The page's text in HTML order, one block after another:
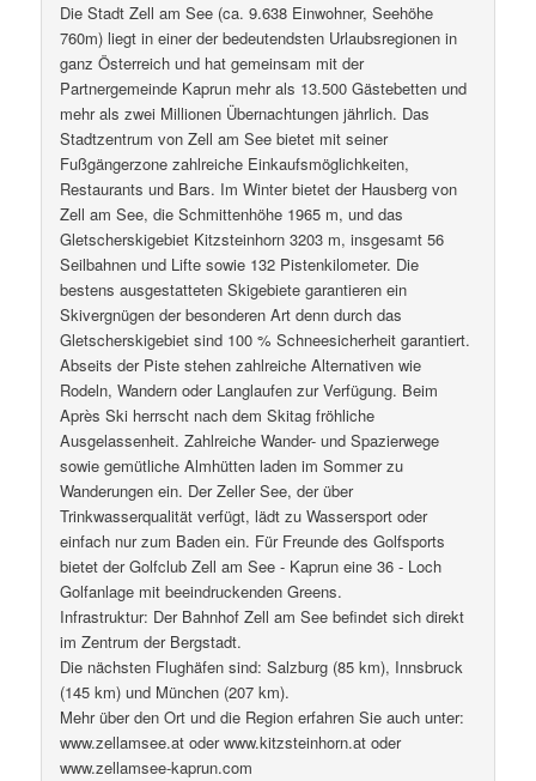
Die Stadt Zell am See (ca. 9.638 Einwohner, Seehöhe
760m) liegt in einer der bedeutendsten Urlaubsregionen in
ganz Österreich und hat gemeinsam mit der
Partnergemeinde Kaprun mehr als 13.500 Gästebetten und
mehr als zwei Millionen Übernachtungen jährlich. Das
Stadtzentrum von Zell am See bietet mit seiner
Fußgängerzone zahlreiche Einkaufsmöglichkeiten,
Restaurants und Bars. Im Winter bietet der Hausberg von
Zell am See, die Schmittenhöhe 1965 m, und das
Gletscherskigebiet Kitzsteinhorn 3203 m, insgesamt 56
Seilbahnen und Lifte sowie 132 Pistenkilometer. Die
bestens ausgestatteten Skigebiete garantieren ein
Skivergnügen der besonderen Art denn durch das
Gletscherskigebiet sind 100 % Schneesicherheit garantiert.
Abseits der Piste stehen zahlreiche Alternativen wie
Rodeln, Wandern oder Langlaufen zur Verfügung. Beim
Après Ski herrscht nach dem Skitag fröhliche
Ausgelassenheit. Zahlreiche Wander- und Spazierwege
sowie gemütliche Almhütten laden im Sommer zu
Wanderungen ein. Der Zeller See, der über
Trinkwasserqualität verfügt, lädt zu Wassersport oder
einfach nur zum Baden ein. Für Freunde des Golfsports
bietet der Golfclub Zell am See - Kaprun eine 36 - Loch
Golfanlage mit beeindruckenden Greens.
Infrastruktur: Der Bahnhof Zell am See befindet sich direkt
im Zentrum der Bergstadt.
Die nächsten Flughäfen sind: Salzburg (85 km), Innsbruck
(145 km) und München (207 km).
Mehr über den Ort und die Region erfahren Sie auch unter:
www.zellamsee.at oder www.kitzsteinhorn.at oder
www.zellamsee-kaprun.com